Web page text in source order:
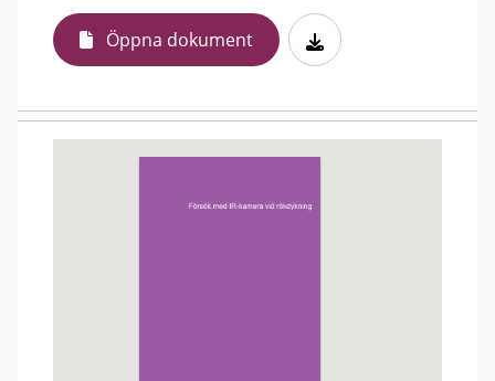
Öppna dokument